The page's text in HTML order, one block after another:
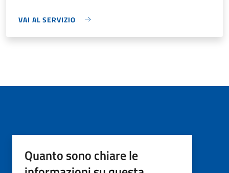
VAI AL SERVIZIO
Quanto sono chiare le